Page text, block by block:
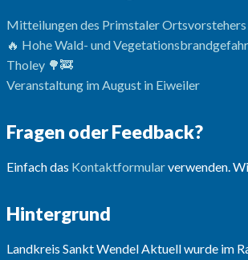
Mitteilungen des Primstaler
🔥 Hohe Wald- und
Tholey 🌳🚒
Veranstaltung im August in Eiweiler
Fragen oder Feedback?
Einfach das Kontaktformularverwenden.
Hintergrund
Landkreis Sankt Wendel Aktuell wurde im